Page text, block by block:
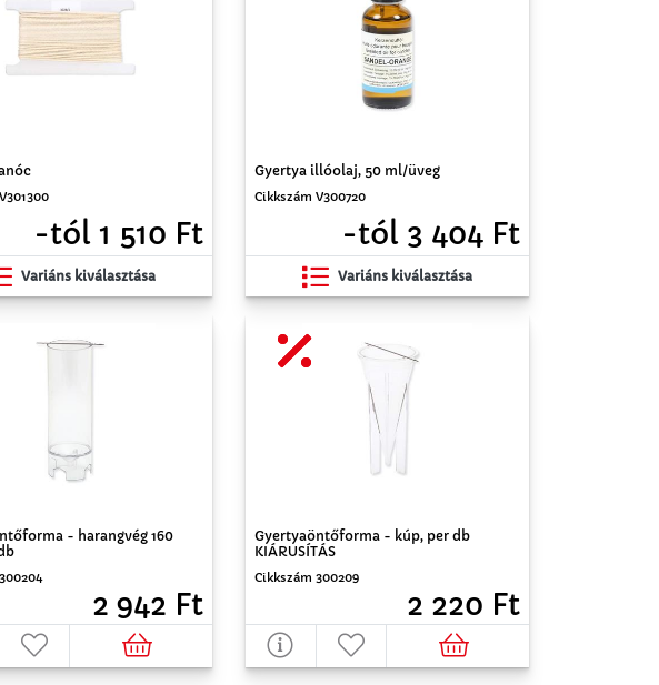
-tól 1 510 Ft
Variáns kiválasztása
Gyertya illóolaj, 50 ml/üveg
Cikkszám V300720
-tól 3 404 Ft
Variáns kiválasztása
- harangvég 160
2 942 Ft
Gyertyaöntőforma - kúp, per db
KIÁRUSÍTÁS
Cikkszám 300209
2 220 Ft